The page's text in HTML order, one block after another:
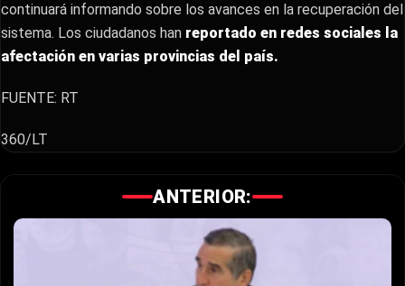
continuará informando sobre los avances en la recuperación del
sistema. Los ciudadanos han reportado en redes sociales la
afectación en varias provincias del país.
FUENTE: RT
360/LT
ANTERIOR: